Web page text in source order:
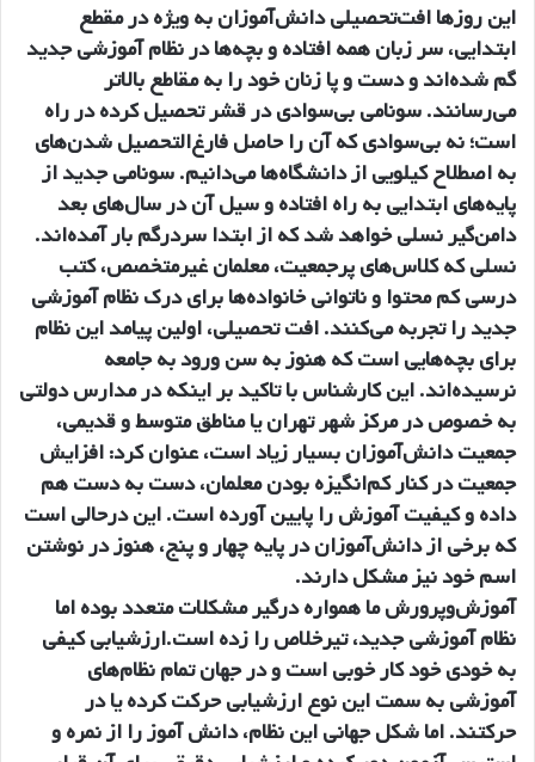
این روزها افت‌تحصیلی دانش‌آموزان به ویژه در مقطع
ابتدایی، سر زبان همه افتاده و بچه‌ها در نظام آموزشی جدید
گم شده‌اند و دست و پا زنان خود را به مقاطع بالاتر
می‌رسانند. سونامی بی‌سوادی در قشر تحصیل کرده در راه
است؛ نه بی‌سوادی که آن را حاصل فارغ‌التحصیل شدن‌های
به اصطلاح کیلویی از دانشگاه‌ها می‌دانیم. سونامی جدید از
پایه‌های ابتدایی به راه افتاده و سیل آن در سال‌های بعد
دامن‌گیر نسلی خواهد شد که از ابتدا سردرگم بار آمده‌اند.
نسلی که کلاس‌های پرجمعیت، معلمان غیرمتخصص، کتب
درسی کم محتوا و ناتوانی خانواده‌ها برای درک نظام آموزشی
جدید را تجربه می‌کنند. افت‌ تحصیلی، اولین پیامد این نظام
برای بچه‌هایی است که هنوز به سن ورود به جامعه
نرسیده‌اند. این کارشناس با تاکید بر اینکه در مدارس دولتی
به خصوص در مرکز شهر تهران یا مناطق متوسط و قدیمی،
جمعیت دانش‌آموزان بسیار زیاد است، عنوان کرد: افزایش
جمعیت در کنار کم‌انگیزه بودن معلمان، دست به دست هم
داده و کیفیت آموزش را پایین آورده است. این درحالی است
که برخی از دانش‌آموزان در پایه چهار و پنج، هنوز در نوشتن
اسم خود نیز مشکل دارند.
آموزش‌وپرورش ما همواره درگیر مشکلات متعدد بوده اما
نظام آموزشی جدید، تیرخلاص را زده‌ است.ارزشیابی‌ کیفی
به خودی خود کار خوبی است و در جهان تمام نظام‌های
آموزشی به سمت این نوع ارزشیابی حرکت کرده یا در
حرکتند. اما شکل جهانی این نظام، دانش آموز را از نمره و